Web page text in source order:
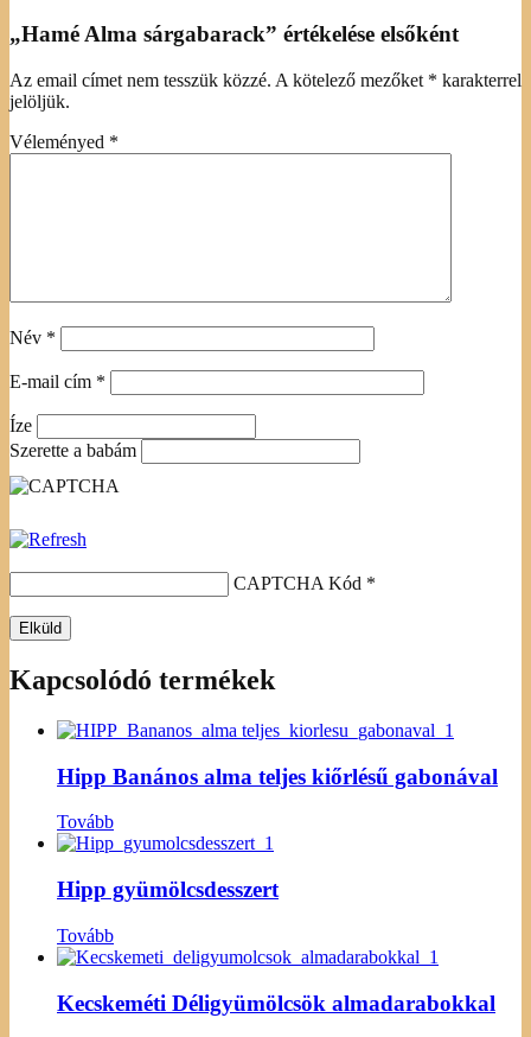
„Hamé Alma sárgabarack” értékelése elsőként
Az email címet nem tesszük közzé. A kötelező mezőket * karakterrel
jelöljük.
Véleményed *
Név *
E-mail cím *
Íze
Szerette a babám
CAPTCHA Kód *
Kapcsolódó termékek
Hipp Banános alma teljes kiőrlésű gabonával
Tovább
Hipp gyümölcsdesszert
Tovább
Kecskeméti Déligyümölcsök almadarabokkal